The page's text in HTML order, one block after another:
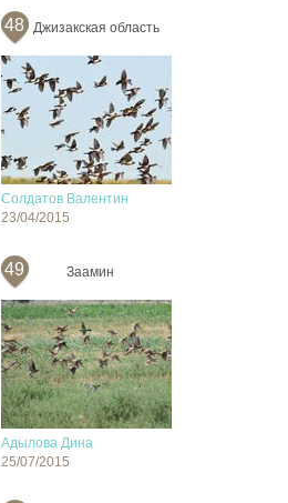
48 Джизакская область
Солдатов Валентин
23/04/2015
49 Заамин
Адылова Дина
25/07/2015